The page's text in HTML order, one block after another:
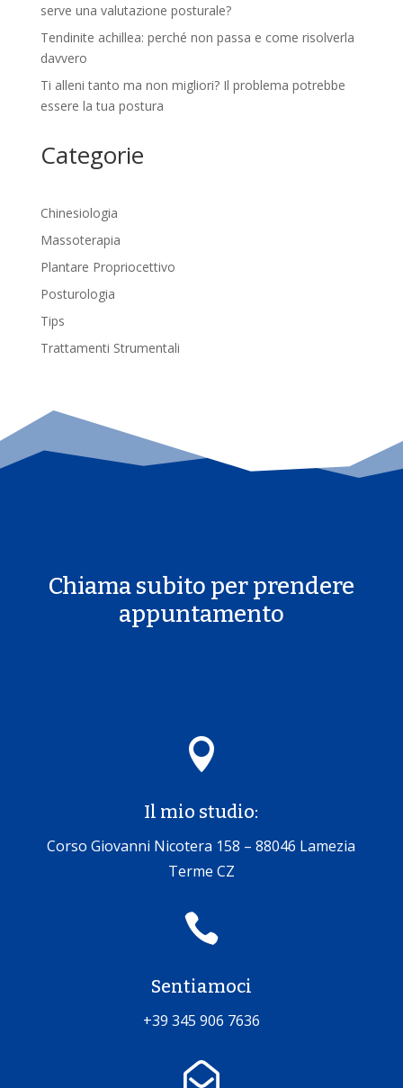
serve una valutazione posturale?
Tendinite achillea: perché non passa e come risolverla
davvero
Ti alleni tanto ma non migliori? Il problema potrebbe
essere la tua postura
Categorie
Chinesiologia
Massoterapia
Plantare Propriocettivo
Posturologia
Tips
Trattamenti Strumentali
Chiama subito per prendere
appuntamento

Il mio studio:
Corso Giovanni Nicotera 158 – 88046 Lamezia
Terme CZ

Sentiamoci
+39 345 906 7636
